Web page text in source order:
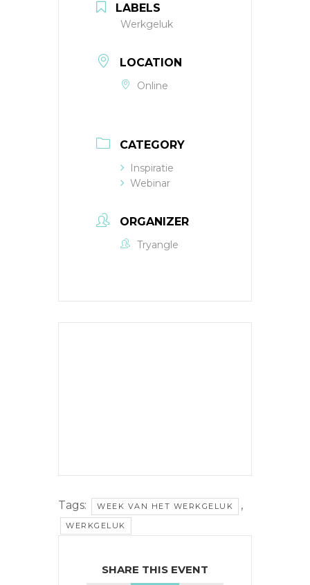
LABELS
Werkgeluk
LOCATION
Online
CATEGORY
Inspiratie
Webinar
ORGANIZER
Tryangle
Tags: WEEK VAN HET WERKGELUK ,
WERKGELUK
SHARE THIS EVENT